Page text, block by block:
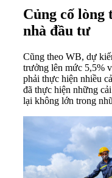
Củng cố lòng
nhà đầu tư
Cũng theo WB, dự
trưởng lên mức 5,5%
phải thực hiện nhiều
đã thực hiện những
lại không lớn trong